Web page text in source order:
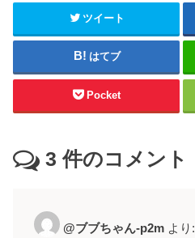
ツイート
はてブ
Pocket
3 件のコメント
@ブブちゃん-p2m より: